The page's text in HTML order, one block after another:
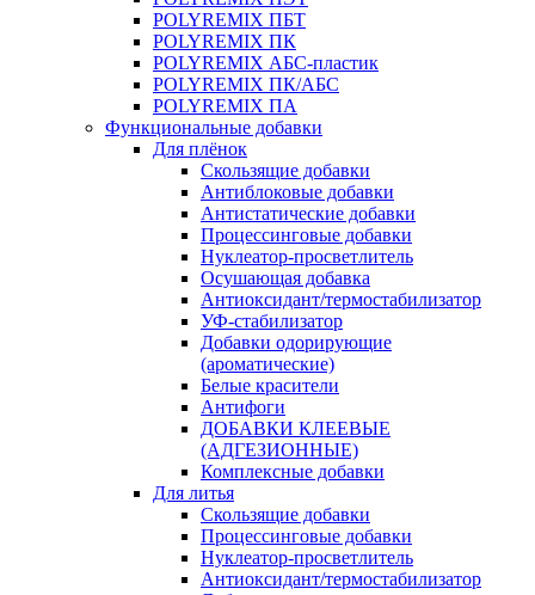
POLYREMIX ПБТ
POLYREMIX ПК
POLYREMIX АБС-пластик
POLYREMIX ПК/АБС
POLYREMIX ПА
Функциональные добавки
Для плёнок
Скользящие добавки
Антиблоковые добавки
Антистатические добавки
Процессинговые добавки
Нуклеатор-просветлитель
Осушающая добавка
Антиоксидант/термостабилизатор
УФ-стабилизатор
Добавки одорирующие
(ароматические)
Белые красители
Антифоги
ДОБАВКИ КЛЕЕВЫЕ
(АДГЕЗИОННЫЕ)
Комплексные добавки
Для литья
Скользящие добавки
Процессинговые добавки
Нуклеатор-просветлитель
Антиоксидант/термостабилизатор